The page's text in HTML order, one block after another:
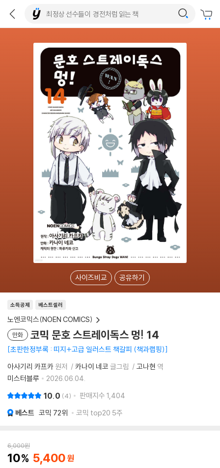
사이즈비교 공유하기
소득공제 베스트셀러
노엔코믹스(NOEN COMICS)
만화 코믹 문호 스트레이독스 멍! 14
초판한정부록 : 띠지+고급 일러스트 책갈피 (책과랩핑)
아사기리 카프카 원저 카나이 네코 글그림 고나현 역
미스터블루
2026.06.04.
10.0 4 판매지수 1,404
베스트 코믹 72위 코믹 top20 5주
6,000원
10 5,400